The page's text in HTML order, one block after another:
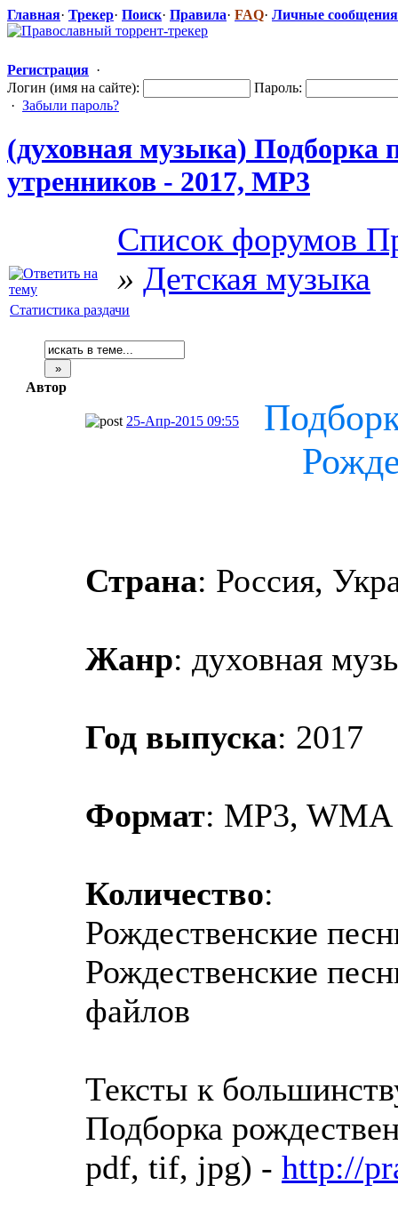
Главная· Трекер· Поиск· Правила· FAQ· Личные сообщения
Регистрация ·
Логин (имя на сайте):
Пароль:
· Забыли пароль?
(духовная музыка) Подборка
утренников - 2017, MP3
Список форумов
» Детская музыка
Статистика раздачи
Автор
25-Апр-2015 09:55
Страна: Россия,
Жанр: духовная
Год выпуска: 2017
Формат: MP3,
Количество:
Рождественские
Рождественские
файлов
Тексты к
Подборка
pdf, tif, jpg) - http://